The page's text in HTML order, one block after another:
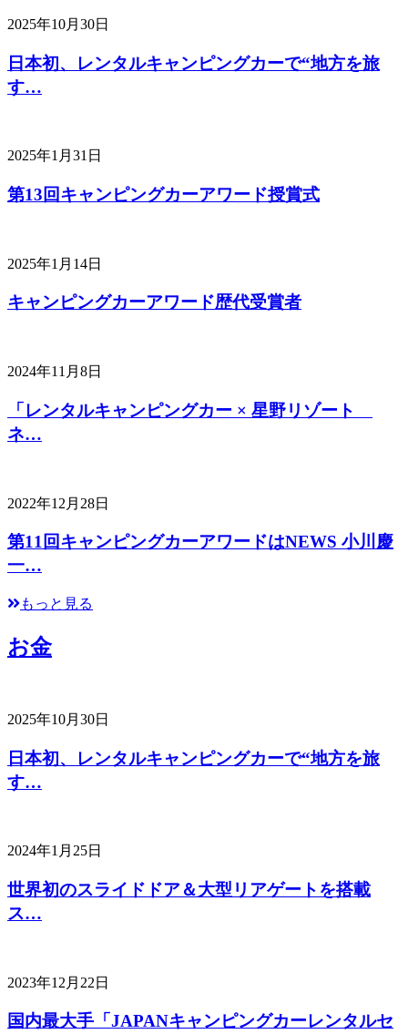
2025年10月30日
日本初、レンタルキャンピングカーで“地方を旅
す…
2025年1月31日
第13回キャンピングカーアワード授賞式
2025年1月14日
キャンピングカーアワード歴代受賞者
2024年11月8日
「レンタルキャンピングカー × 星野リゾート
ネ…
2022年12月28日
第11回キャンピングカーアワードはNEWS 小川慶
一…
もっと見る
お金
2025年10月30日
日本初、レンタルキャンピングカーで“地方を旅
す…
2024年1月25日
世界初のスライドドア＆大型リアゲートを搭載
ス…
2023年12月22日
国内最大手「JAPANキャンピングカーレンタルセ